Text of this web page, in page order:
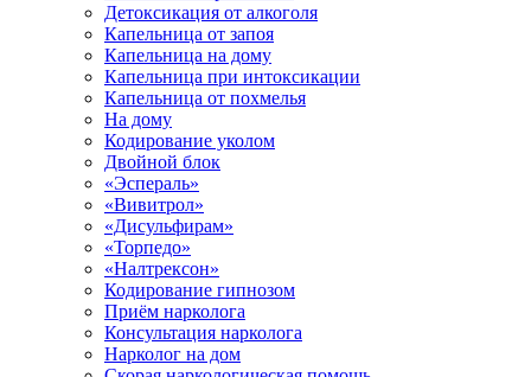
Детоксикация от алкоголя
Капельница от запоя
Капельница на дому
Капельница при интоксикации
Капельница от похмелья
На дому
Кодирование уколом
Двойной блок
«Эспераль»
«Вивитрол»
«Дисульфирам»
«Торпедо»
«Налтрексон»
Кодирование гипнозом
Приём нарколога
Консультация нарколога
Нарколог на дом